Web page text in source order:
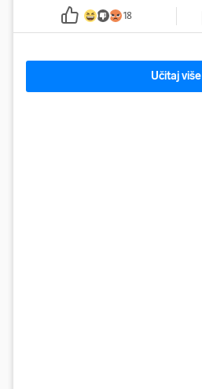
18
Učitaj više